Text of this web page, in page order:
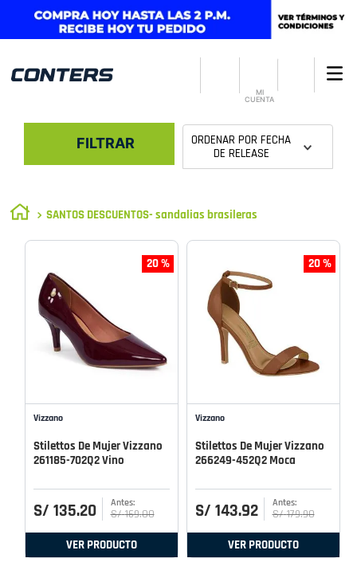
MI
CUENTA
FILTRAR ORDENAR POR FECHA
DE RELEASE
SANTOS DESCUENTOS- sandalias brasileras
20 %
Vizzano
Stilettos De Mujer Vizzano
261185-702Q2 Vino
S/ 135.20 S/ 169.00
VER PRODUCTO
20 %
Vizzano
Stilettos De Mujer Vizzano
266249-452Q2 Moca
S/ 143.92 S/ 179.90
VER PRODUCTO